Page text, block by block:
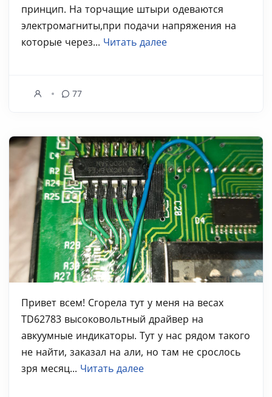
принцип. На торчащие штыри одеваются
электромагниты,при подачи напряжения на
которые через... Читать далее
77
Привет всем! Сгорела тут у меня на весах
TD62783 высоковольтный драйвер на
авкуумные индикаторы. Тут у нас рядом такого
не найти, заказал на али, но там не срослось
зря месяц... Читать далее